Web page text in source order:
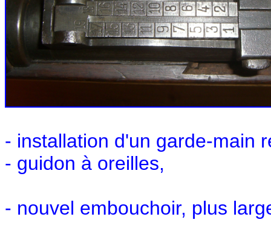
- installation d'un garde-main
- guidon à oreilles,
- nouvel embouchoir, plus